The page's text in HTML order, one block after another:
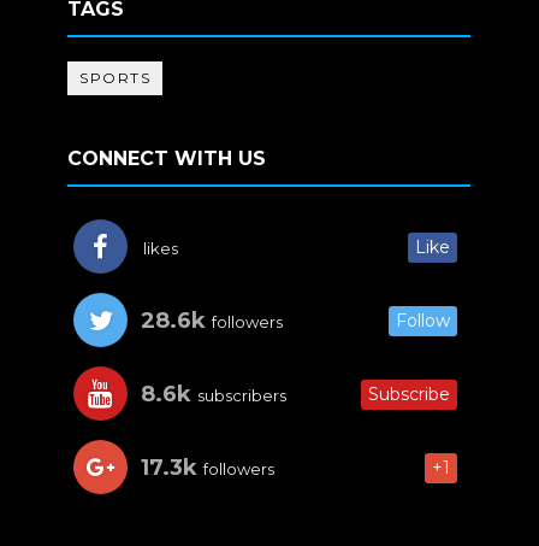
TAGS
SPORTS
CONNECT WITH US
likes Like
28.6k followers Follow
8.6k subscribers Subscribe
17.3k followers +1